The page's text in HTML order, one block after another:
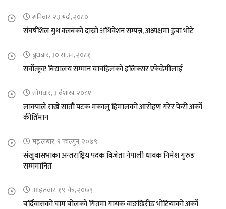
शनिबार, २३ भदौ, २०८०
संघर्षशिल युथ क्लबको दास्रो अधिवेशन सम्पन्न, अध्यक्षमा डुबा भोटे
बुधबार, ३० साउन, २०८१
सर्वोत्कृष्ट बिद्यालय सम्मान चावहिलको इलिक्सर एकेडेमीलाई
सोमवार, ३ बैशाख, २०८१
लाक्पाले राखे सातौ पटक मकालु हिमालको आरोहण गरेर फेरी अर्को
कीर्तिमान
मङ्लबार, ९ फाल्गुन, २०७९
संखुवासभाका अन्तराष्ट्रिय पदक विजेता नेपाली धावक निमेश गुरुङ
सम्ममानित
आइतवार, १९ चैत्र, २०७९
बर्दिवासको घाम बोलको गितमा गायक वाङछिरीङ भोटियाको अर्को